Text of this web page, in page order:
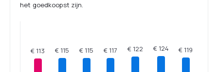
het goedkoopst zijn.
€ 113 € 115 € 115 € 117 € 122 € 124 € 119